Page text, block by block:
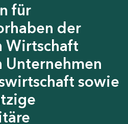
für
der
Wirtschaft
Unternehmen
sowie